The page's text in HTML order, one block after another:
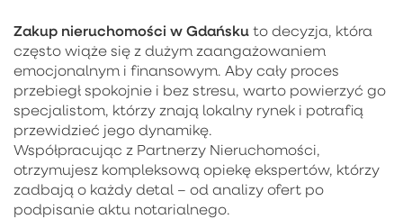
Zakup nieruchomości w Gdańsku to decyzja, która
często wiąże się z dużym zaangażowaniem
emocjonalnym i finansowym. Aby cały proces
przebiegł spokojnie i bez stresu, warto powierzyć go
specjalistom, którzy znają lokalny rynek i potrafią
przewidzieć jego dynamikę.
Współpracując z Partnerzy Nieruchomości,
otrzymujesz kompleksową opiekę ekspertów, którzy
zadbają o każdy detal – od analizy ofert po
podpisanie aktu notarialnego.